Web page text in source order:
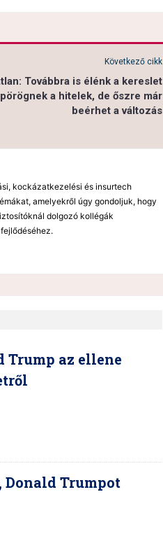
Következő cikk
Továbbra is élénk a kereslet
a hitelek, de őszre már
beérhet a változás
kockázatkezelési és insurtech
amelyekről úgy gondoljuk, hogy
dolgozó kollégák
Trump az ellene
Trumpot